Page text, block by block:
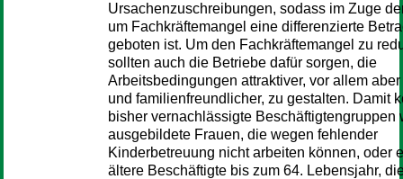
Ursachenzuschreibungen, sodass im Zuge
um Fachkräftemangel eine differenzierte
geboten ist. Um den Fachkräftemangel zu
sollten auch die Betriebe dafür sorgen, die
Arbeitsbedingungen attraktiver, vor allem
und familienfreundlicher, zu gestalten. Damit
bisher vernachlässigte Beschäftigtengruppen
ausgebildete Frauen, die wegen fehlender
Kinderbetreuung nicht arbeiten können, oder
ältere Beschäftigte bis zum 64. Lebensjahr,